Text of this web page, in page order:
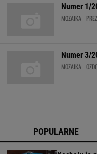
Numer 1/
MOZAIKA
Numer 3/
MOZAIKA
POPULARNE